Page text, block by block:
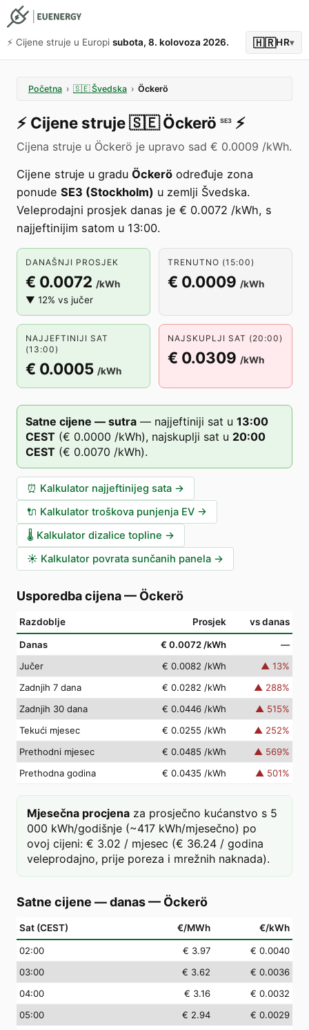
⚡️ Cijene struje u Europi subota, 8. kolovoza 2026. 🇭🇷HR▾
Početna › 🇸🇪 Švedska › Öckerö
⚡️ Cijene struje🇸🇪 Öckerö SE3 ⚡️
Cijena struje u Öckerö je upravo sad € 0.0009 /kWh.
Cijene struje u gradu Öckerö određuje zona
ponude SE3 (Stockholm) u zemlji Švedska.
Veleprodajni prosjek danas je € 0.0072 /kWh, s
najjeftinijim satom u 13:00.
DANAŠNJI PROSJEK
€ 0.0072 /kWh
▼ 12% vs jučer
TRENUTNO (15:00)
€ 0.0009 /kWh
NAJJEFTINIJI SAT
(13:00)
€ 0.0005 /kWh
NAJSKUPLJI SAT (20:00)
€ 0.0309 /kWh
Satne cijene — sutra — najjeftiniji sat u 13:00
CEST (€ 0.0000 /kWh), najskuplji sat u 20:00
CEST (€ 0.0070 /kWh).
⏰ Kalkulator najjeftinijeg sata →
🔌 Kalkulator troškova punjenja EV →
🌡️ Kalkulator dizalice topline →
☀️ Kalkulator povrata sunčanih panela →
Usporedba cijena— Öckerö
Razdoblje Prosjek vs danas
Danas € 0.0072 /kWh
—
Jučer
€ 0.0082 /kWh ▲ 13%
Zadnjih 7 dana
€ 0.0282 /kWh ▲ 288%
Zadnjih 30 dana
€ 0.0446 /kWh ▲ 515%
Tekući mjesec
€ 0.0255 /kWh ▲ 252%
Prethodni mjesec
€ 0.0485 /kWh ▲ 569%
Prethodna godina
€ 0.0435 /kWh ▲ 501%
Mjesečna procjena za prosječno kućanstvo s 5
000 kWh/godišnje (~417 kWh/mjesečno) po
ovoj cijeni: € 3.02 / mjesec (€ 36.24 / godina
veleprodajno, prije poreza i mrežnih naknada).
Satne cijene — danas— Öckerö
Sat (CEST) €/MWh €/kWh
02:00 € 3.97
€ 0.0040
03:00 € 3.62
€ 0.0036
04:00 € 3.16
€ 0.0032
05:00 € 2.94
€ 0.0029